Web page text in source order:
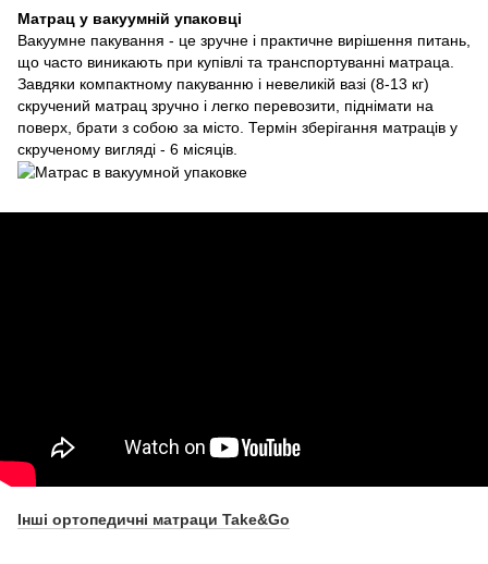
Матрац у вакуумній упаковці
Вакуумне пакування - це зручне і практичне вирішення питань,
що часто виникають при купівлі та транспортуванні матраца.
Завдяки компактному пакуванню і невеликій вазі (8-13 кг)
скручений матрац зручно і легко перевозити, піднімати на
поверх, брати з собою за місто. Термін зберігання матраців у
скрученому вигляді - 6 місяців.
Інші ортопедичні матраци Take&Go